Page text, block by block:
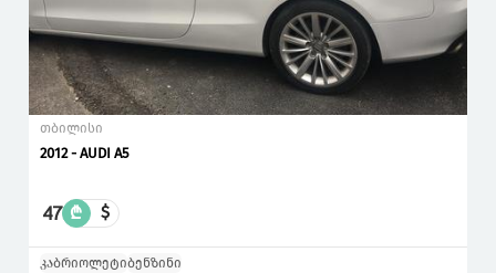
თბილისი
2012 - AUDI A5
47 ₾ $
კაბრიოლეტიბენზინი